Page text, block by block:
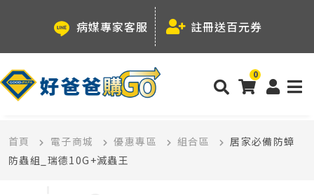
病媒專家客服 註冊送百元券
0
首頁 電子商城 優惠專區 組合區
居家必備防蟑
防蟲組_瑞德10G+滅蟲王